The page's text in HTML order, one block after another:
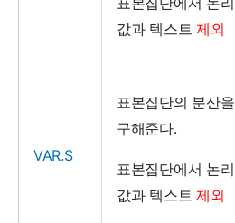
값과 텍스트 제외
VAR.S
표본집단의 분산을
구해준다.
표본집단에서 논리
값과 텍스트 제외